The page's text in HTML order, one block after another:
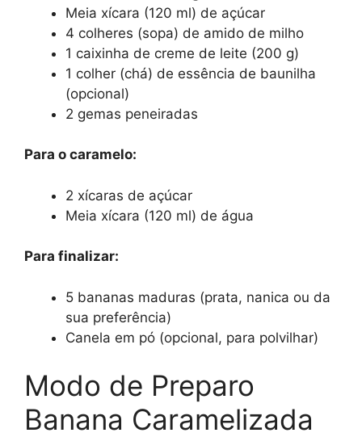
Meia xícara (120 ml) de açúcar
4 colheres (sopa) de amido de milho
1 caixinha de creme de leite (200 g)
1 colher (chá) de essência de baunilha
(opcional)
2 gemas peneiradas
Para o caramelo:
2 xícaras de açúcar
Meia xícara (120 ml) de água
Para finalizar:
5 bananas maduras (prata, nanica ou da
sua preferência)
Canela em pó (opcional, para polvilhar)
Modo de Preparo
Banana Caramelizada